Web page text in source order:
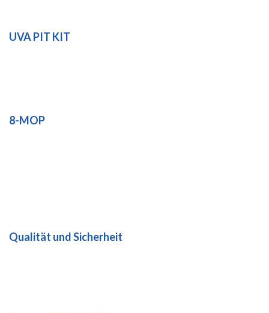
UVA PIT KIT
8-MOP
Qualität und Sicherheit